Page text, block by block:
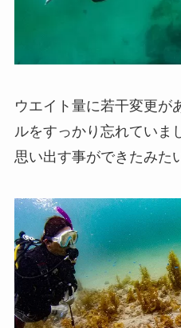
ウエイト量に若干変更が
ルをすっかり忘れていま
思い出す事ができたみた